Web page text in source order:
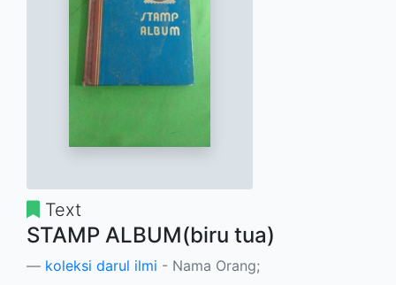
Text
STAMP ALBUM(biru tua)
koleksi darul ilmi - Nama Orang;